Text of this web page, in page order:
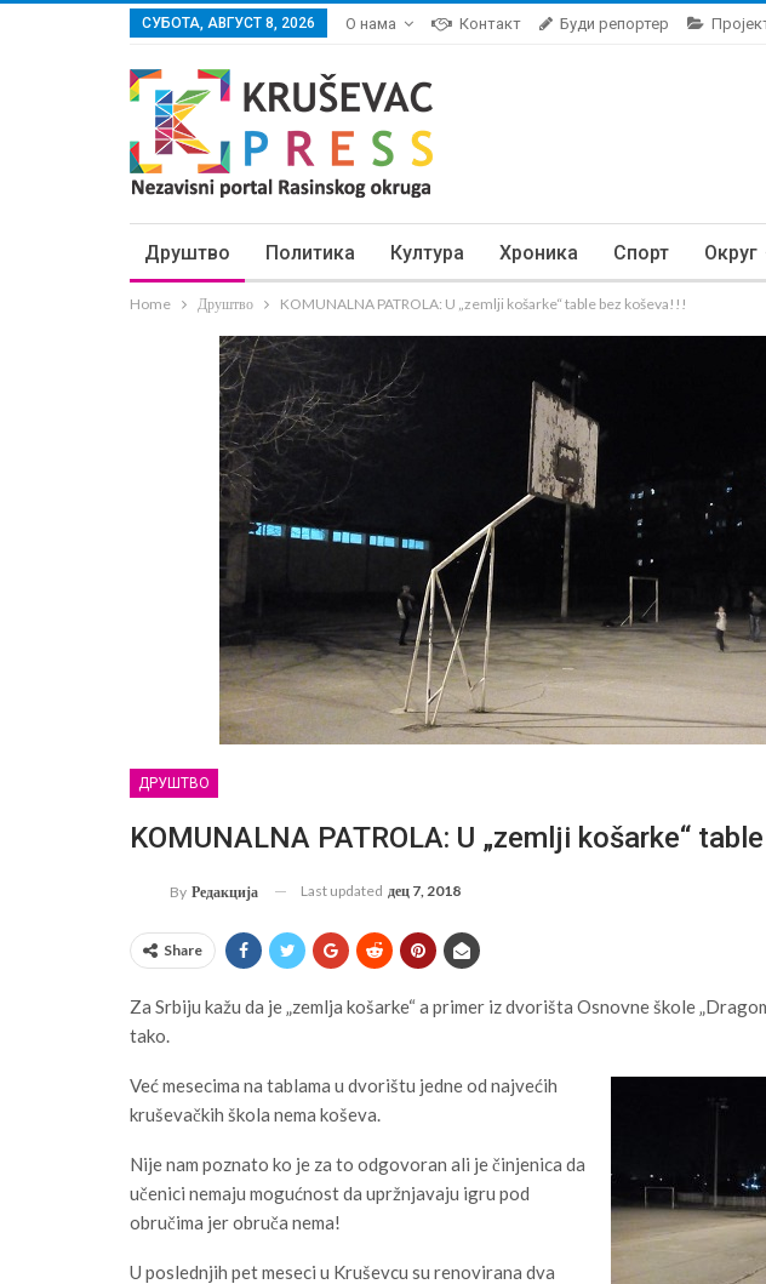
СУБОТА, АВГУСТ 8, 2026 О нама Контакт Буди репортер
Друштво Политика Култура Хроника Спорт Округ
Home Друштво KOMUNALNA PATROLA: U „zemlji košarke“ table bez koševa!!!
ДРУШТВО
KOMUNALNA PATROLA: U „zemlji košarke“
By Редакција Last updated дец 7, 2018
Share
Za Srbiju kažu da je „zemlja košarke“ a primer iz dvorišta Osnovne škole
tako.
Već mesecima na tablama u dvorištu jedne od najvećih
kruševačkih škola nema koševa.
Nije nam poznato ko je za to odgovoran ali je činjenica da
učenici nemaju mogućnost da upržnjavaju igru pod
obručima jer obruča nema!
U poslednjih pet meseci u Kruševcu su renovirana dva